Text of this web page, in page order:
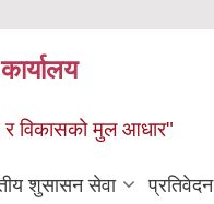
र विकासको मुल आधार"
शुसासन सेवा प्रतिवेदन